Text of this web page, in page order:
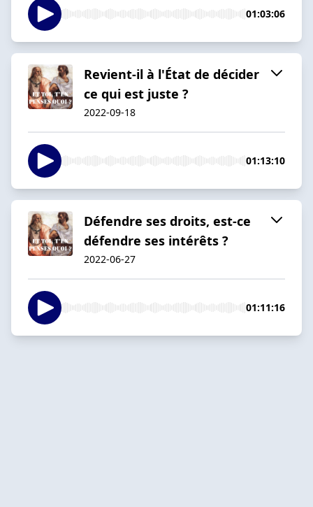
01:03:06
Revient-il à l'État de décider
ce qui est juste ?
2022-09-18
01:13:10
Défendre ses droits, est-ce
défendre ses intérêts ?
2022-06-27
01:11:16